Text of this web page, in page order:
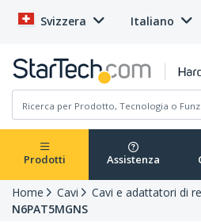
Svizzera Italiano
Prodotti Assistenza
Home Cavi Cavi e adattatori di
N6PAT5MGNS